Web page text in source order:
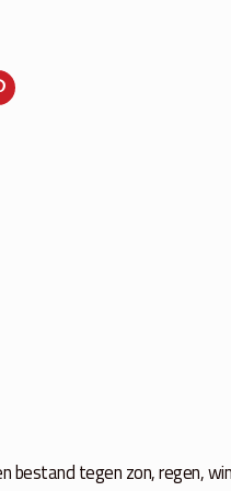
bestand tegen zon, regen,